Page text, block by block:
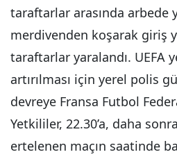
taraftarlar arasında arbede
merdivenden koşarak giriş
taraftarlar yaralandı. UEFA
artırılması için yerel polis
devreye Fransa Futbol
Yetkililer, 22.30’a, daha
ertelenen maçın saatinde